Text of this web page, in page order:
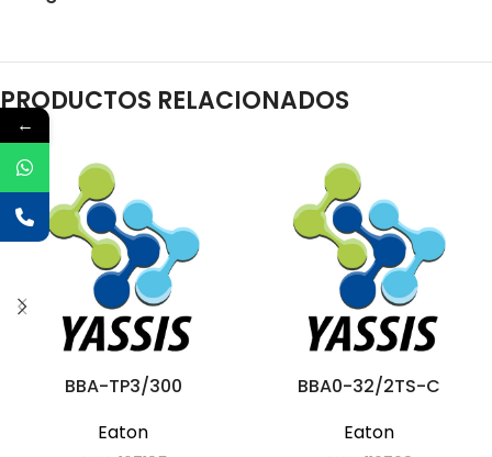
PRODUCTOS RELACIONADOS
BBA-TP3/300
Eaton
BBA0-32/2TS-C
Eaton
←